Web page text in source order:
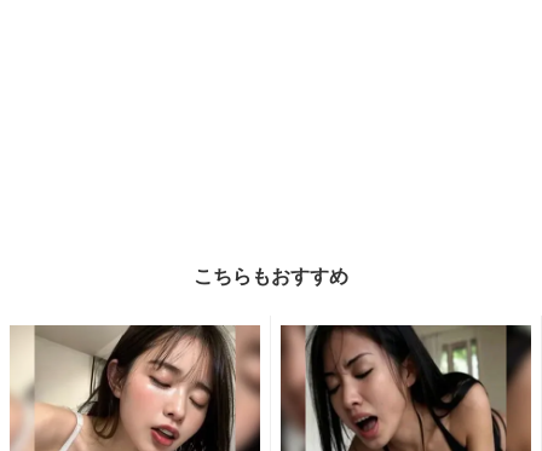
こちらもおすすめ